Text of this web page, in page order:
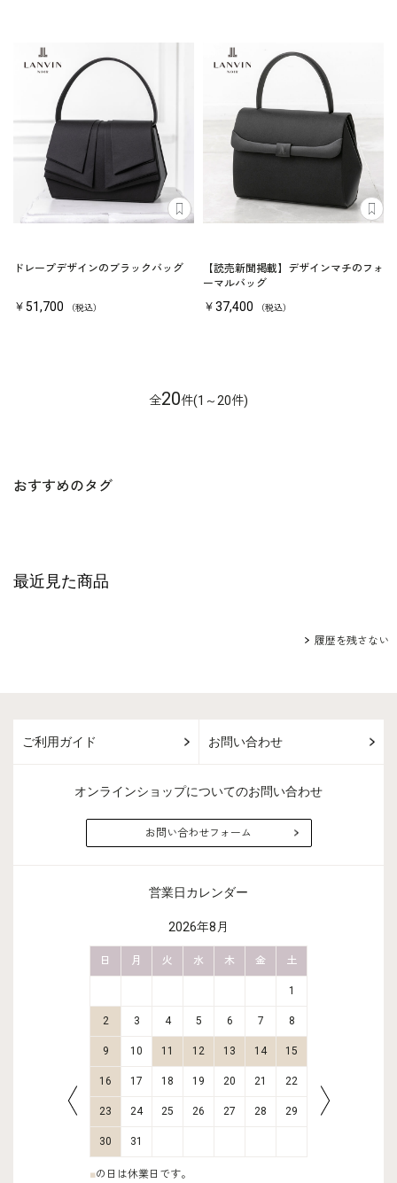
ドレープデザインのブラックバッグ
￥51,700 （税込）
【読売新聞掲載】デザインマチのフォ
ーマルバッグ
￥37,400 （税込）
全20件(1～20件)
おすすめのタグ
最近見た商品
履歴を残さない
ご利用ガイド お問い合わせ
オンラインショップについてのお問い合わせ
お問い合わせフォーム
営業日カレンダー
2026年8月
日 月 火 水 木 金 土
1
2 3 4 5 6 7 8
9 10 11 12 13 14 15
16 17 18 19 20 21 22
23 24 25 26 27 28 29
30 31
■の日は休業日です。